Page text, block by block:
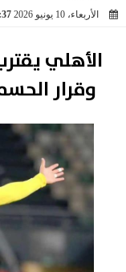
الأربعاء، 10 يونيو 2026
الأهلي
وقرار